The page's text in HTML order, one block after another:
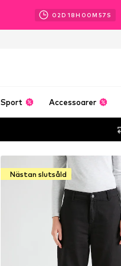
02D 18H 00M 55 S
Sport Accessoarer
Nästan slutsåld